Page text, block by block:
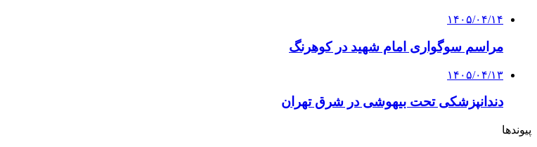
۱۴۰۵/۰۴/۱۴
مراسم سوگواری امام شهید در کوهرنگ
۱۴۰۵/۰۴/۱۳
دندانپزشکی تحت بیهوشی در شرق تهران
پیوندها